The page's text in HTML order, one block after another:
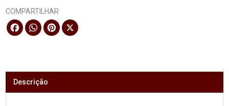
COMPARTILHAR
FacebookWhatsApp
Pinterest
Descrição